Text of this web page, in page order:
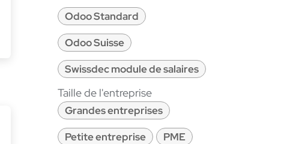
Odoo Standard
Odoo Suisse
Swissdec module de salaires
Taille de l'entreprise
Grandes entreprises
Petite entreprise
PME